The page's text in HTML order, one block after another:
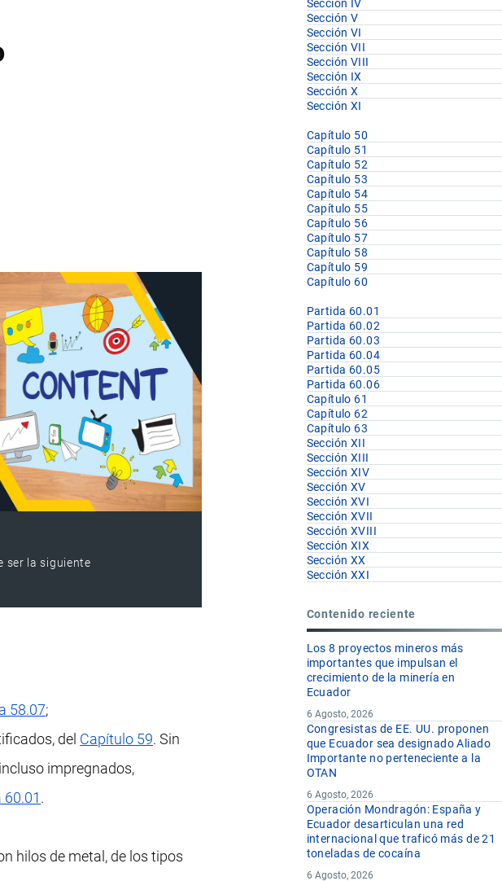
ser la siguiente
58.07;
del Capítulo 59. Sin
impregnados,
.
hilos de metal, de los tipos
Sección IV
Sección V
Sección VI
Sección VII
Sección VIII
Sección IX
Sección X
Sección XI
Capítulo 50
Capítulo 51
Capítulo 52
Capítulo 53
Capítulo 54
Capítulo 55
Capítulo 56
Capítulo 57
Capítulo 58
Capítulo 59
Capítulo 60
Partida 60.01
Partida 60.02
Partida 60.03
Partida 60.04
Partida 60.05
Partida 60.06
Capítulo 61
Capítulo 62
Capítulo 63
Sección XII
Sección XIII
Sección XIV
Sección XV
Sección XVI
Sección XVII
Sección XVIII
Sección XIX
Sección XX
Sección XXI
Contenido reciente
Los 8 proyectos mineros más
importantes que impulsan el
crecimiento de la minería en
Ecuador
6 Agosto, 2026
Congresistas de EE. UU. proponen
que Ecuador sea designado Aliado
Importante no perteneciente a la
OTAN
6 Agosto, 2026
Operación Mondragón: España y
Ecuador desarticulan una red
internacional que traficó más de 21
toneladas de cocaína
6 Agosto, 2026